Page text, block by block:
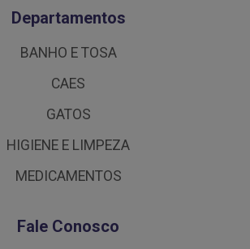
Departamentos
BANHO E TOSA
CAES
GATOS
HIGIENE E LIMPEZA
MEDICAMENTOS
Fale Conosco